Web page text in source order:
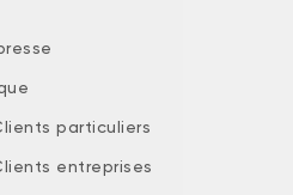
particuliers
entreprises